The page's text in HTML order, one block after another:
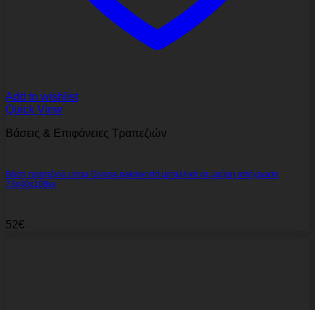
Add to wishlist
Quick View
Βάσεις & Επιφάνειες Τραπεζιών
Βάση τραπεζιού μπαρ Givosa pakoworld μεταλλική σε μαύρη απόχρωση
73x40x108εκ
52€